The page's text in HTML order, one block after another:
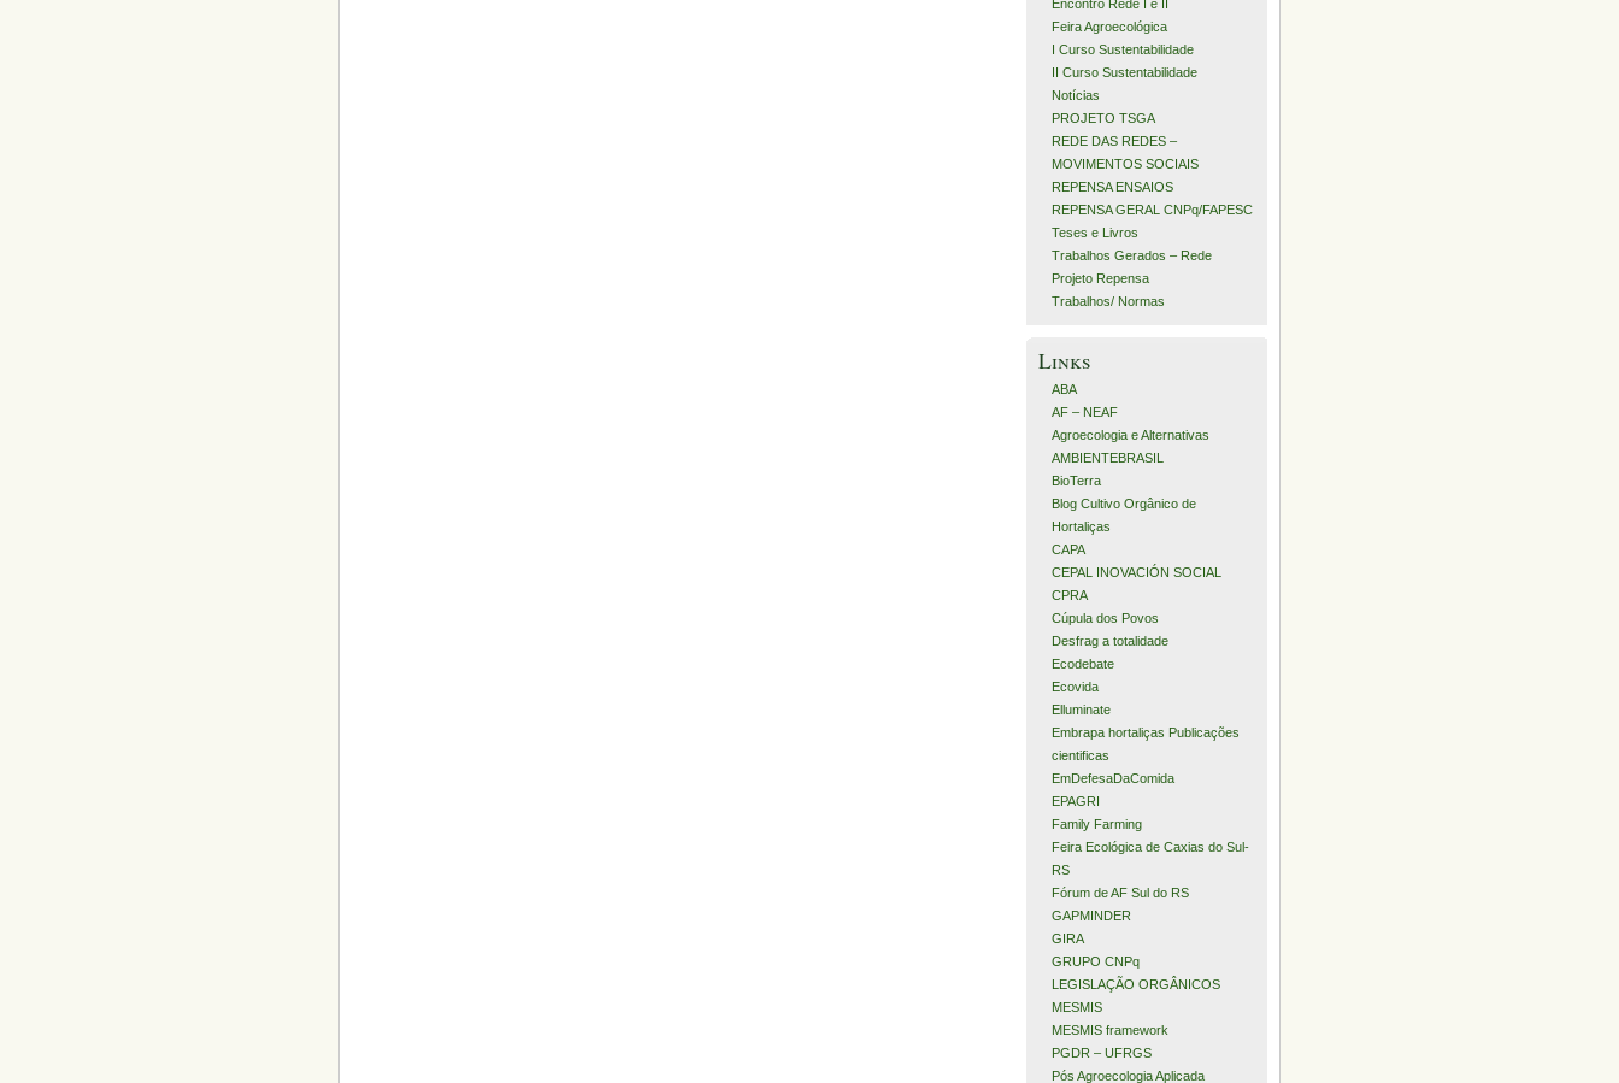
Encontro Rede I e II
Feira Agroecológica
I Curso Sustentabilidade
II Curso Sustentabilidade
Notícias
PROJETO TSGA
REDE DAS REDES –
MOVIMENTOS SOCIAIS
REPENSA ENSAIOS
REPENSA GERAL CNPq/FAPESC
Teses e Livros
Trabalhos Gerados – Rede
Projeto Repensa
Trabalhos/ Normas
Links
ABA
AF – NEAF
Agroecologia e Alternativas
AMBIENTEBRASIL
BioTerra
Blog Cultivo Orgânico de
Hortaliças
CAPA
CEPAL INOVACIÓN SOCIAL
CPRA
Cúpula dos Povos
Desfrag a totalidade
Ecodebate
Ecovida
Elluminate
Embrapa hortaliças Publicações
cientificas
EmDefesaDaComida
EPAGRI
Family Farming
Feira Ecológica de Caxias do Sul-
RS
Fórum de AF Sul do RS
GAPMINDER
GIRA
GRUPO CNPq
LEGISLAÇÃO ORGÂNICOS
MESMIS
MESMIS framework
PGDR – UFRGS
Pós Agroecologia Aplicada